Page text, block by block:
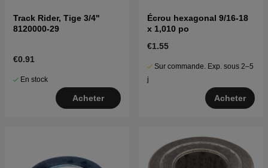
Track Rider, Tige 3/4"
8120000-29
€0.91
En stock
Acheter
Écrou hexagonal 9/16-18
x 1,010 po
€1.55
Sur commande. Exp. sous 2–5
j
Acheter